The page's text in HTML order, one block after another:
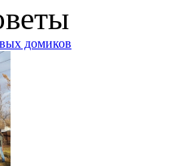
домиков